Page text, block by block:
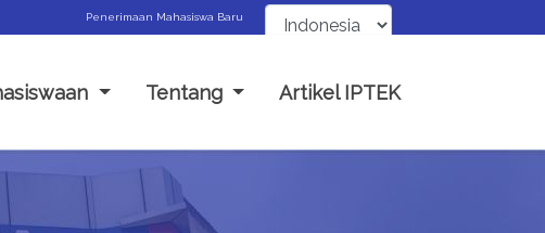
Penerimaan Mahasiswa Baru
Tentang Artikel IPTEK